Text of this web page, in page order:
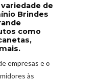
de
Brindes
como
empresas e o
às